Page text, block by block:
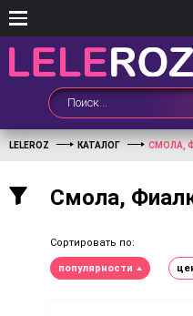
LELEROZ КАТАЛОГ СМОЛА,
Смола,
Сортировать по:
популярности